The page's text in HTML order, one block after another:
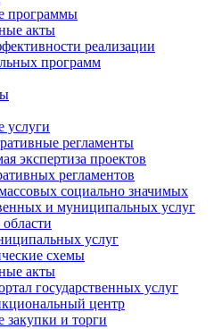
программы
акты
реализации
программ
услуги
регламенты
экспертиза проектов
регламентов
социально значимых
и муниципальных услуг
услуг
схемы
акты
государственных услуг
центр
и торги